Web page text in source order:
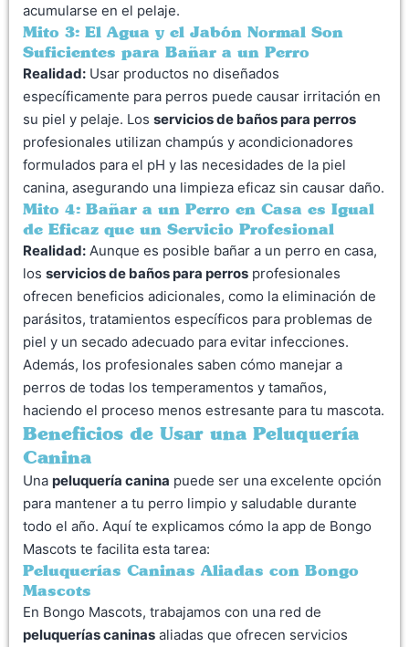
acumularse en el pelaje.
Mito 3: El Agua y el Jabón Normal Son
Suficientes para Bañar a un Perro
Realidad: Usar productos no diseñados
específicamente para perros puede causar irritación en
su piel y pelaje. Los servicios de baños para perros
profesionales utilizan champús y acondicionadores
formulados para el pH y las necesidades de la piel
canina, asegurando una limpieza eficaz sin causar daño.
Mito 4: Bañar a un Perro en Casa es Igual
de Eficaz que un Servicio Profesional
Realidad: Aunque es posible bañar a un perro en casa,
los servicios de baños para perros profesionales
ofrecen beneficios adicionales, como la eliminación de
parásitos, tratamientos específicos para problemas de
piel y un secado adecuado para evitar infecciones.
Además, los profesionales saben cómo manejar a
perros de todas los temperamentos y tamaños,
haciendo el proceso menos estresante para tu mascota.
Beneficios de Usar una Peluquería
Canina
Una peluquería canina puede ser una excelente opción
para mantener a tu perro limpio y saludable durante
todo el año. Aquí te explicamos cómo la app de Bongo
Mascots te facilita esta tarea:
Peluquerías Caninas Aliadas con Bongo
Mascots
En Bongo Mascots, trabajamos con una red de
peluquerías caninas aliadas que ofrecen servicios